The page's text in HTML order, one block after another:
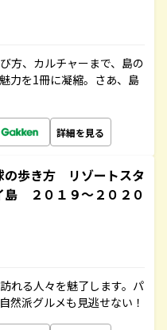
方、カルチャーまで、島の
力を1冊に凝縮。さあ、島
詳細を見る
歩き方 リゾートスタ
２０１９～２０２０
れる人々を魅了します。パ
然派グルメも見逃せない！